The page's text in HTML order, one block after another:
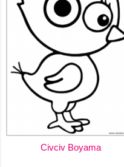
Civciv Boyama